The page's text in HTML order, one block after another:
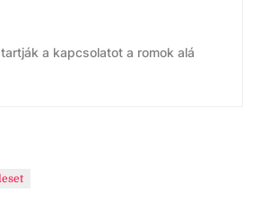
a kapcsolatot a romok alá